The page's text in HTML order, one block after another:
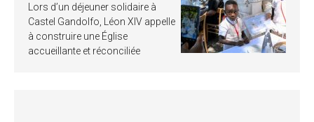
Lors d’un déjeuner solidaire à
Castel Gandolfo, Léon XIV appelle
à construire une Église
accueillante et réconciliée